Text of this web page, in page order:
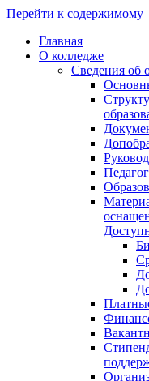
Перейти к содержимому
Главная
О колледже
Сведения об